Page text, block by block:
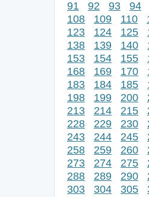
91
92 93
94
108
109 110
123
124 125
138
139 140
153
154 155
168
169 170
183
184 185
198
199 200
213
214 215
228
229 230
243
244 245
258
259 260
273
274 275
288
289 290
303
304 305